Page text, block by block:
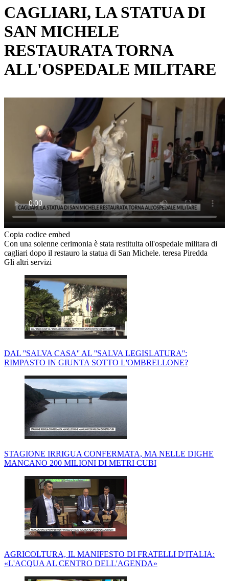
CAGLIARI, LA STATUA DI
SAN MICHELE
RESTAURATA TORNA
ALL'OSPEDALE MILITARE
Copia codice embed
Con una solenne cerimonia è stata restituita oll'ospedale militara di
cagliari dopo il restauro la statua di San Michele. teresa Piredda
Gli altri servizi
DAL ''SALVA CASA'' AL ''SALVA LEGISLATURA'':
RIMPASTO IN GIUNTA SOTTO L'OMBRELLONE?
STAGIONE IRRIGUA CONFERMATA, MA NELLE DIGHE
MANCANO 200 MILIONI DI METRI CUBI
AGRICOLTURA, IL MANIFESTO DI FRATELLI D'ITALIA:
«L'ACQUA AL CENTRO DELL'AGENDA»